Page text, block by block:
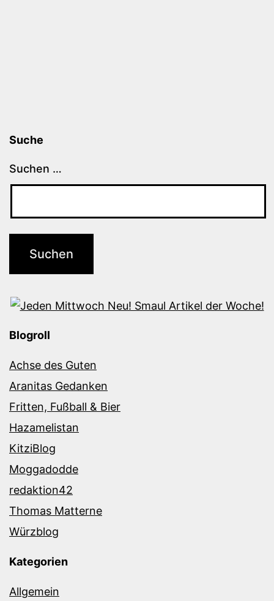
Suche
Suchen …
Blogroll
Achse des Guten
Aranitas Gedanken
Fritten, Fußball & Bier
Hazamelistan
KitziBlog
Moggadodde
redaktion42
Thomas Matterne
Würzblog
Kategorien
Allgemein